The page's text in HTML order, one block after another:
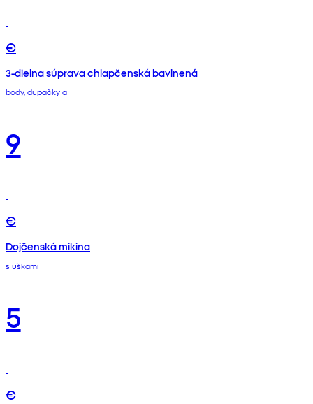
€
3-dielna súprava chlapčenská bavlnená
body, dupačky a
9
€
Dojčenská mikina
s uškami
5
€